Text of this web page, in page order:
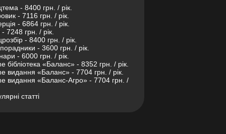
- 8400 грн. / рік.
- 7116 грн. / рік.
- 6864 грн. / рік.
7248 грн. / рік.
- 8400 грн. / рік.
- 3600 грн. / рік.
- 6000 грн. / рік.
бібліотека «Баланс» - 8352 грн. / рік.
видання «Баланс» - 7704 грн. / рік.
видання «Баланс-Агро» - 7704 грн. /
статті